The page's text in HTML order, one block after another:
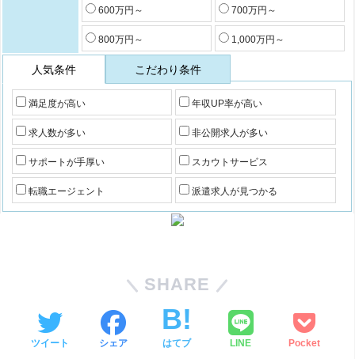
600万円～ 700万円～
800万円～ 1,000万円～
人気条件 こだわり条件
満足度が高い 年収UP率が高い
求人数が多い 非公開求人が多い
サポートが手厚い スカウトサービス
転職エージェント 派遣求人が見つかる
SHARE
ツイート シェア はてブ LINE Pocket